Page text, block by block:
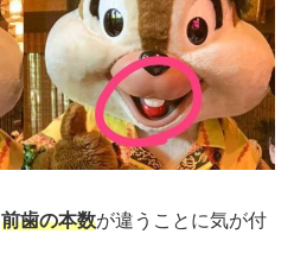
前歯の本数が違うことに気が付